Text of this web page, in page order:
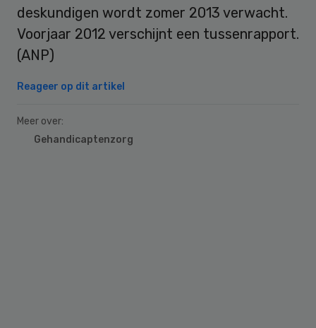
deskundigen wordt zomer 2013 verwacht.
Voorjaar 2012 verschijnt een tussenrapport.
(ANP)
Reageer op dit artikel
Meer over:
Gehandicaptenzorg